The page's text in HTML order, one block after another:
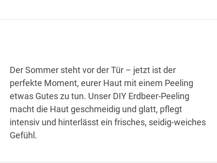
Der Sommer steht vor der Tür – jetzt ist der
perfekte Moment, eurer Haut mit einem Peeling
etwas Gutes zu tun. Unser DIY Erdbeer-Peeling
macht die Haut geschmeidig und glatt, pflegt
intensiv und hinterlässt ein frisches, seidig-weiches
Gefühl.